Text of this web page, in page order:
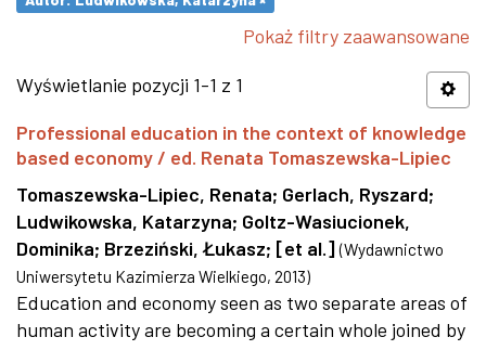
Pokaż filtry zaawansowane
Wyświetlanie pozycji 1-1 z 1
Professional education in the context of knowledge
based economy / ed. Renata Tomaszewska-Lipiec
Tomaszewska-Lipiec, Renata; Gerlach, Ryszard;
Ludwikowska, Katarzyna; Goltz-Wasiucionek,
Dominika; Brzeziński, Łukasz; [et al.] (Wydawnictwo
Uniwersytetu Kazimierza Wielkiego, 2013)
Education and economy seen as two separate areas of
human activity are becoming a certain whole joined by